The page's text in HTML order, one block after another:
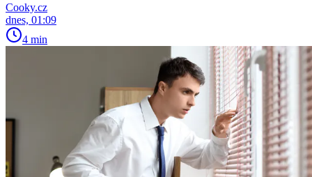
Cooky.cz
dnes, 01:09
4 min